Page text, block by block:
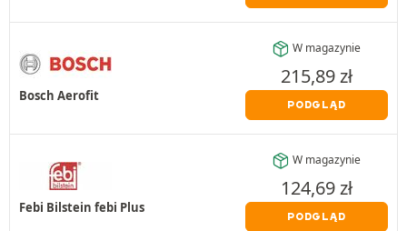
Bosch Aerofit
W magazynie
215,89zł
PODGLĄD
Febi Bilstein febi Plus
W magazynie
124,69zł
PODGLĄD